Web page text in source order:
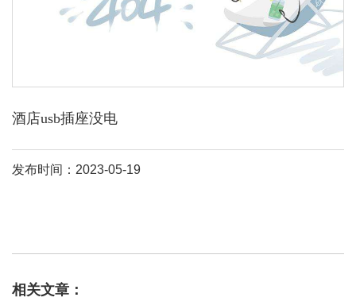
酒店usb插座没电
发布时间：2023-05-19
（1）电源停电（2）开关插座的支路无电源（3）开关插座的导线从
相关文章：